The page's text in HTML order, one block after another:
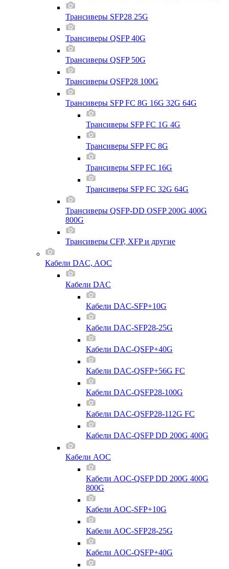
Трансиверы SFP28 25G
Трансиверы QSFP 40G
Трансиверы QSFP 50G
Трансиверы QSFP28 100G
Трансиверы SFP FC 8G 16G 32G 64G
Трансиверы SFP FC 1G 4G
Трансиверы SFP FC 8G
Трансиверы SFP FC 16G
Трансиверы SFP FC 32G 64G
Трансиверы QSFP-DD OSFP 200G 400G
800G
Трансиверы CFP, XFP и другие
Кабели DAC, AOC
Кабели DAC
Кабели DAC-SFP+10G
Кабели DAC-SFP28-25G
Кабели DAC-QSFP+40G
Кабели DAC-QSFP+56G FC
Кабели DAC-QSFP28-100G
Кабели DAC-QSFP28-112G FC
Кабели DAC-QSFP DD 200G 400G
Кабели AOC
Кабели AOC-QSFP DD 200G 400G
800G
Кабели AOC-SFP+10G
Кабели AOC-SFP28-25G
Кабели AOC-QSFP+40G